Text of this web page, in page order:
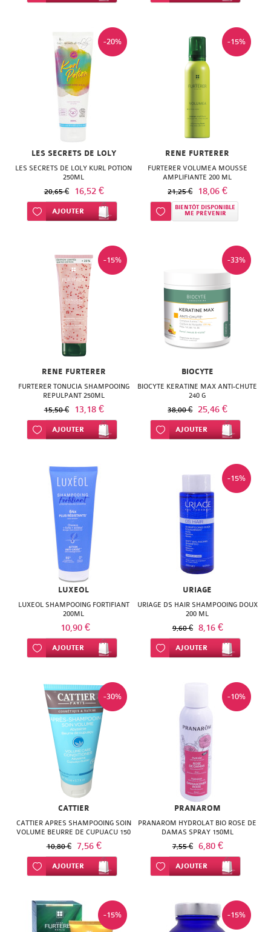
SUPER
DIET
THERALICA
-20%
LES SECRETS DE LOLY
LES SECRETS DE LOLY KURL POTION
250ML
20,65 € 16,52 €
Ajouter à ma liste d’envie
AJOUTER
-15%
RENE FURTERER
FURTERER VOLUMEA MOUSSE
AMPLIFIANTE 200 ML
21,25 € 18,06 €
Ajouter à ma liste d’envie
BIENTÔT DISPONIBLE
ME PRÉVENIR
-15%
RENE FURTERER
FURTERER TONUCIA SHAMPOOING
REPULPANT 250ML
15,50 € 13,18 €
Ajouter à ma liste d’envie
AJOUTER
-33%
BIOCYTE
BIOCYTE KERATINE MAX ANTI-CHUTE
240 G
38,00 € 25,46 €
Ajouter à ma liste d’envie
AJOUTER
LUXEOL
LUXEOL SHAMPOOING FORTIFIANT
200ML
10,90 €
Ajouter à ma liste d’envie
AJOUTER
-15%
URIAGE
URIAGE DS HAIR SHAMPOOING DOUX
200 ML
9,60 € 8,16 €
Ajouter à ma liste d’envie
AJOUTER
-30%
CATTIER
CATTIER APRES SHAMPOOING SOIN
VOLUME BEURRE DE CUPUACU 150
ML
10,80 € 7,56 €
Ajouter à ma liste d’envie
AJOUTER
-10%
PRANAROM
PRANAROM HYDROLAT BIO ROSE DE
DAMAS SPRAY 150ML
7,55 € 6,80 €
Ajouter à ma liste d’envie
AJOUTER
-15% -15%